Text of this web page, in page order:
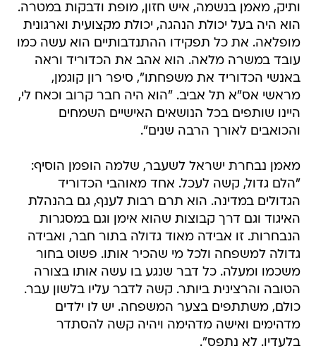
ותיק, מאמן בנשמה, איש חזון, מופת ודבקות במטרה.
הוא היה בעל יכולת הנהגה, יכולת מקצועית וארגונית
מופלאה. את כל תפקידו ההתנדבותיים הוא עשה כמו
עובד במשרה מלאה. הוא אהב את הכדוריד וראה
באנשי הכדוריד את משפחתו", סיפר רון קוגמן,
מראשי אס"א תל אביב. "הוא היה חבר קרוב וכאח לי,
היינו שותפים בכל הנושאים האישיים השמחים
והכואבים לאורך הרבה שנים".
מאמן נבחרת ישראל לשעבר, שלמה הופמן הוסיף:
"הלם גדול, קשה לעכל. אחד מאוהבי הכדוריד
הגדולים במדינה. הוא תרם רבות לענף, גם בהנהלת
האיגוד וגם דרך קבוצות שהוא אימן וגם במסגרות
הנבחרות. זו אבידה מאוד גדולה בתור חבר, ואבידה
גדולה למשפחה ולכל מי שהכיר אותו. פשוט בחור
משכמו ומעלה. כל דבר שנגע בו עשה אותו בצורה
הטובה והרצינית ביותר. קשה לדבר עליו בלשון עבר.
כולם, משתתפים בצער המשפחה. יש לו ילדים
מדהימים ואישה מדהימה ויהיה קשה להסתדר
בלעדיו. לא נתפס".